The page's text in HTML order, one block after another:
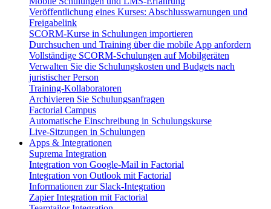
Veröffentlichung eines Kurses: Abschlusswarnungen und
Freigabelink
SCORM-Kurse in Schulungen importieren
Durchsuchen und Training über die mobile App anfordern
Vollständige SCORM-Schulungen auf Mobilgeräten
Verwalten Sie die Schulungskosten und Budgets nach
juristischer Person
Training-Kollaboratoren
Archivieren Sie Schulungsanfragen
Factorial Campus
Automatische Einschreibung in Schulungskurse
Live-Sitzungen in Schulungen
Apps & Integrationen
Suprema Integration
Integration von Google-Mail in Factorial
Integration von Outlook mit Factorial
Informationen zur Slack-Integration
Zapier Integration mit Factorial